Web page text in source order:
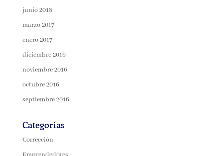
junio 2018
marzo 2017
enero 2017
diciembre 2016
noviembre 2016
octubre 2016
septiembre 2016
Categorías
Corrección